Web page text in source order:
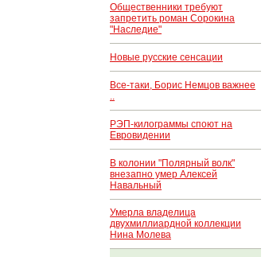
Общественники требуют
запретить роман Сорокина
"Наследие"
Новые русские сенсации
Все-таки, Борис Немцов важнее
РЭП-килограммы споют на
Евровидении
В колонии "Полярный волк"
внезапно умер Алексей
Навальный
Умерла владелица
двухмиллиардной коллекции
Нина Молева